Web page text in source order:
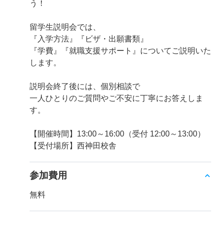
う！
留学生説明会では、
『入学方法』『ビザ・出願書類』
『学費』『就職支援サポート』についてご説明いた
します。
説明会終了後には、個別相談で
一人ひとりのご質問やご不安に丁寧にお答えしま
す。
【開催時間】13:00～16:00（受付 12:00～13:00）
【受付場所】西神田校舎
参加費用
無料